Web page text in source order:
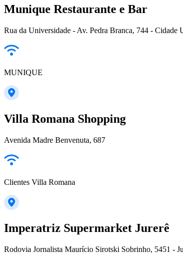
Munique Restaurante e Bar
Rua da Universidade - Av. Pedra Branca, 744 -
MUNIQUE
Villa Romana Shopping
Avenida Madre Benvenuta, 687
Clientes Villa Romana
Imperatriz Supermarket Jurerê
Rodovia Jornalista Maurício Sirotski Sobrinho, 5451 -